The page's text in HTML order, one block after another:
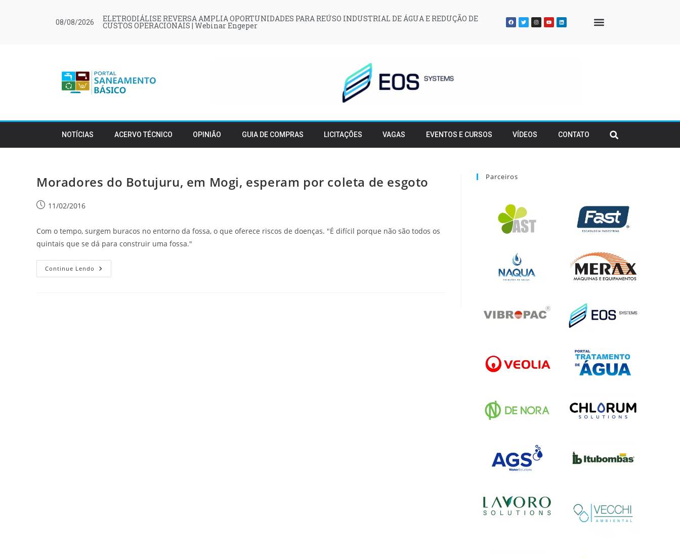
08/08/2026 ELETRODIÁLISE REVERSA AMPLIA OPORTUNIDADES PARA REÚSO INDUSTRIAL DE ÁGUA E REDUÇÃO DE
CUSTOS OPERACIONAIS | Webinar Engeper
NOTÍCIAS ACERVO TÉCNICO OPINIÃO GUIA DE COMPRAS LICITAÇÕES VAGAS EVENTOS E CURSOS VÍDEOS CONTATO
Moradores do Botujuru, em Mogi, esperam por coleta de esgoto
11/02/2016
Com o tempo, surgem buracos no entorno da fossa, o que oferece riscos de doenças. "É difícil porque não são todos os
quintais que se dá para construir uma fossa."
Continue Lendo
Parceiros